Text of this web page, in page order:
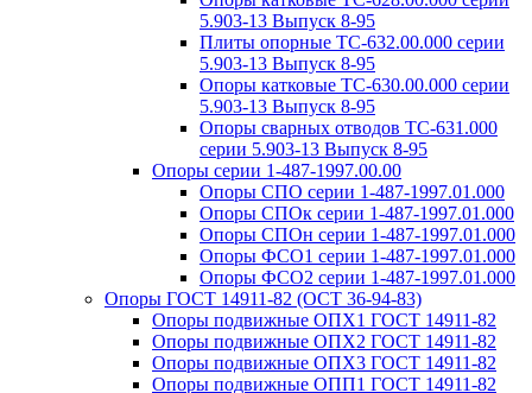
5.903-13 Выпуск 8-95
Плиты опорные ТС-632.00.000 серии
5.903-13 Выпуск 8-95
Опоры катковые ТС-630.00.000 серии
5.903-13 Выпуск 8-95
Опоры сварных отводов ТС-631.000
серии 5.903-13 Выпуск 8-95
Опоры серии 1-487-1997.00.00
Опоры СПО серии 1-487-1997.01.000
Опоры СПОк серии 1-487-1997.01.000
Опоры СПОн серии 1-487-1997.01.000
Опоры ФСО1 серии 1-487-1997.01.000
Опоры ФСО2 серии 1-487-1997.01.000
Опоры ГОСТ 14911-82 (ОСТ 36-94-83)
Опоры подвижные ОПХ1 ГОСТ 14911-82
Опоры подвижные ОПХ2 ГОСТ 14911-82
Опоры подвижные ОПХ3 ГОСТ 14911-82
Опоры подвижные ОПП1 ГОСТ 14911-82